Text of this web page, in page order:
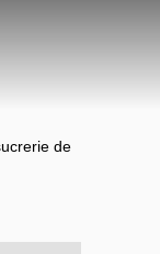
de